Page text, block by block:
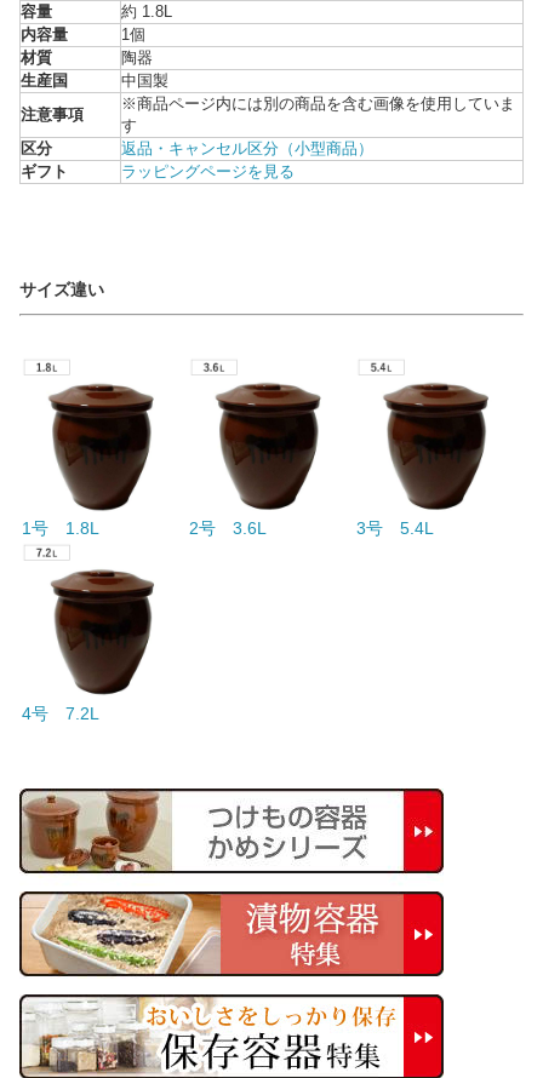
容量
約 1.8L
内容量
1個
材質
陶器
生産国
中国製
注意事項
※商品ページ内には別の商品を含む画像を使用していま
す
区分
返品・キャンセル区分（小型商品）
ギフト
ラッピングページを見る
サイズ違い
1号 1.8L 2号 3.6L 3号 5.4L
4号 7.2L